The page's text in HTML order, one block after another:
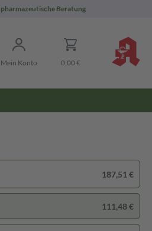
pharmazeutische Beratung
Mein Konto 0,00 €
187,51 €
111,48 €